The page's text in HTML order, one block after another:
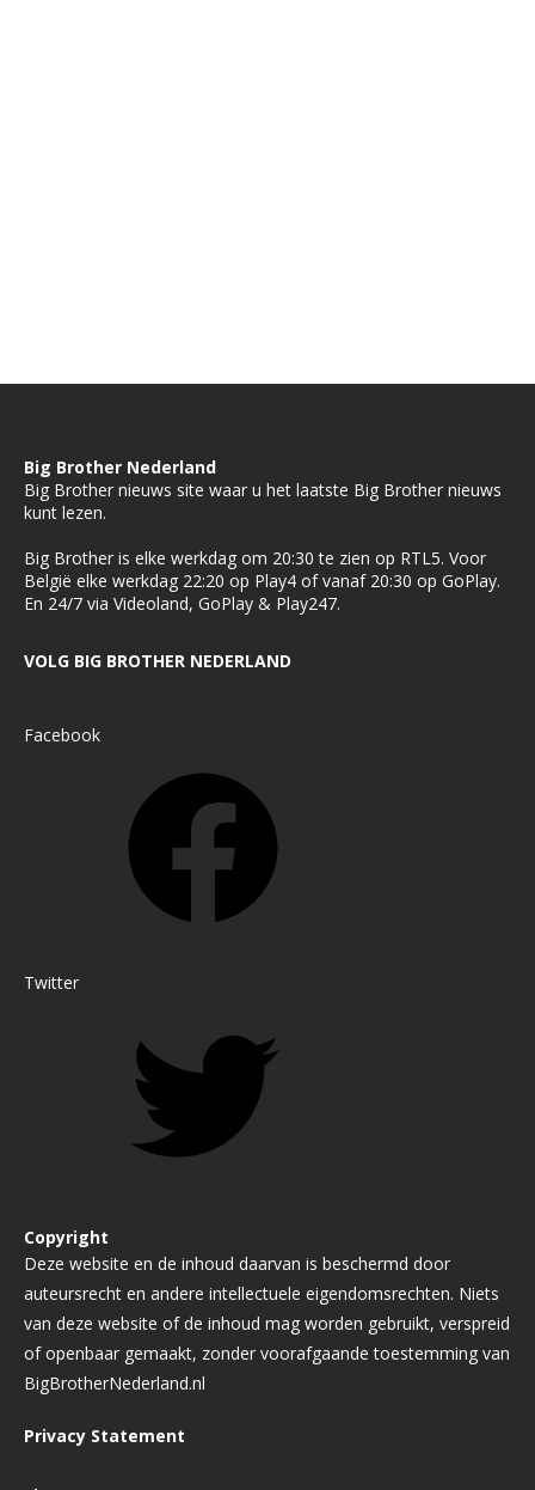
Big Brother Nederland
Big Brother nieuws site waar u het laatste Big Brother nieuws
kunt lezen.
Big Brother is elke werkdag om 20:30 te zien op RTL5. Voor
België elke werkdag 22:20 op Play4 of vanaf 20:30 op GoPlay.
En 24/7 via Videoland, GoPlay & Play247.
VOLG BIG BROTHER NEDERLAND
Facebook
Twitter
Copyright
Deze website en de inhoud daarvan is beschermd door
auteursrecht en andere intellectuele eigendomsrechten. Niets
van deze website of de inhoud mag worden gebruikt, verspreid
of openbaar gemaakt, zonder voorafgaande toestemming van
BigBrotherNederland.nl
Privacy Statement